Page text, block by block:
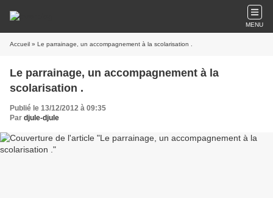
MENU
Accueil » Le parrainage, un accompagnement à la scolarisation .
Le parrainage, un accompagnement à la
scolarisation .
Publié le 13/12/2012 à 09:35
Par djule-djule